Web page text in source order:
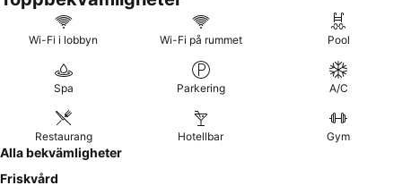
Wi-Fi i lobbyn Wi-Fi på rummet Pool
Spa Parkering A/C
Restaurang Hotellbar Gym
Alla bekvämligheter
Friskvård